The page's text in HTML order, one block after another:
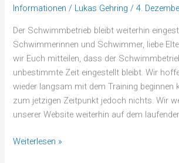
Informationen / Lukas Gehring/4.
Der Schwimmbetrieb bleibt weiterhin
Schwimmerinnen und Schwimmer, liebe
wir Euch mitteilen, dass der
unbestimmte Zeit eingestellt bleibt. Wir
wieder langsam mit dem Training beginnen
zum jetzigen Zeitpunkt jedoch nichts. Wir
unserer Website weiterhin auf dem
Weiterlesen »